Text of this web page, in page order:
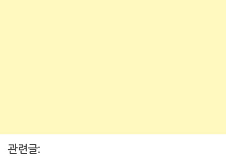
관련글: